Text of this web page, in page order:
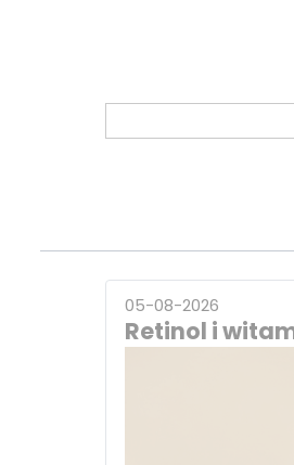
05-08-2026
Retinol i